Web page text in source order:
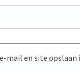
mail en site opslaan